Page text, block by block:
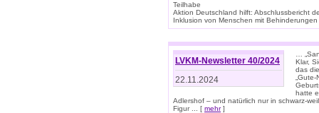
Teilhabe
Aktion Deutschland hilft: Abschlussbericht
Inklusion von Menschen mit
LVKM-Newsletter 40/2024
22.11.2024
…
Klar,
das
hatte
Adlershof – und natürlich nur in schwarz-
Figur ... [ mehr]